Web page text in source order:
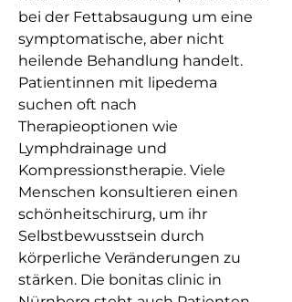
bei der Fettabsaugung um eine
symptomatische, aber nicht
heilende Behandlung handelt.
Patientinnen mit lipedema
suchen oft nach
Therapieoptionen wie
Lymphdrainage und
Kompressionstherapie. Viele
Menschen konsultieren einen
schönheitschirurg, um ihr
Selbstbewusstsein durch
körperliche Veränderungen zu
stärken. Die bonitas clinic in